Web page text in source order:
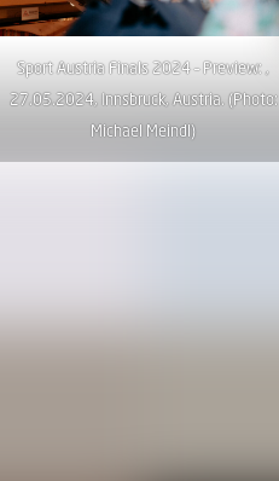
Sport Austria Finals 2024 – Preview: ,
27.05.2024, Innsbruck, Austria. (Photo:
Michael Meindl)